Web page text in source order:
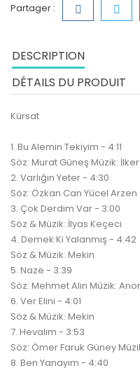
Partager :
DESCRIPTION
DÉTAILS DU PRODUIT
Kürsat
1. Bu Alemin Tekiyim - 4:11
Söz: Murat Güneş Müzik:
2. Varlığın Yeter - 4:30
Söz: Özkan Can Yücel Arzen
3. Çok Derdim Var - 3:00
Söz & Müzik: İlyas Keçeci
4. Demek Ki Yalanmış - 4:42
Söz & Müzik: Mekin
5. Naze - 3:39
Söz: Mehmet Alın Müzik:
6. Ver Elini - 4:01
Söz & Müzik: Mekin
7. Hevalım - 3:53
Söz: Ömer Faruk Güney
8. Ben Yanayım - 4:40